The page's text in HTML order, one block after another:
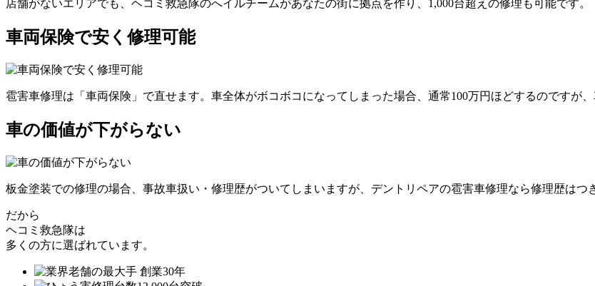
店舗がないエリアでも、ヘコミ救急隊のへイルチームがあなたの街に拠点を作り、1,000台超えの修理も可能です。
車両保険で安く修理可能
雹害車修理は「車両保険」で直せます。車全体がボコボコになってしまった場合、通常100万円ほどするのですが
車の価値が下がらない
板金塗装での修理の場合、事故車扱い・修理歴がついてしまいますが、デントリペアの雹害車修理なら修理歴はつ
だから
ヘコミ救急隊は
多くの方に選ばれています。